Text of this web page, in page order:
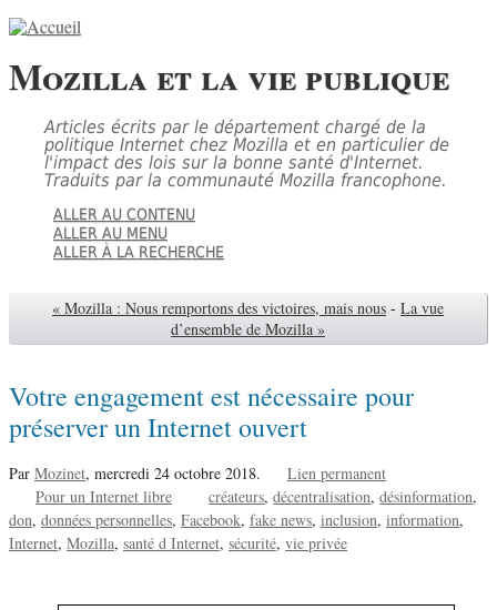
Mozilla et la vie publique
Articles écrits par le département chargé de la
politique Internet chez Mozilla et en particulier de
l'impact des lois sur la bonne santé d'Internet.
Traduits par la communauté Mozilla francophone.
ALLER AU CONTENU
ALLER AU MENU
ALLER À LA RECHERCHE
« Mozilla : Nous remportons des victoires, mais nous - La vue
d’ensemble de Mozilla »
Votre engagement est nécessaire pour
préserver un Internet ouvert
Par Mozinet, mercredi 24 octobre 2018.
Lien permanent
Pour un Internet libre
créateurs décentralisation désinformation
don données personnelles Facebook fake news inclusion information
Internet Mozilla santé d Internet sécurité vie privée